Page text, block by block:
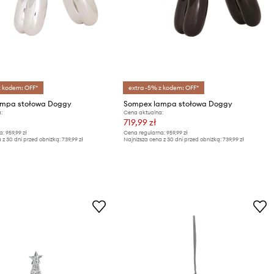
OFF*
stołowa Doggy
959,99 zł
z 30 dni przed obniżką: 739,99 zł
extra -5% z kodem: OFF*
Sompex lampa stołowa Doggy
Cena aktualna:
719,99 zł
Cena regularna: 959,99 zł
Najniższa cena z 30 dni przed obniżką: 739,99 zł